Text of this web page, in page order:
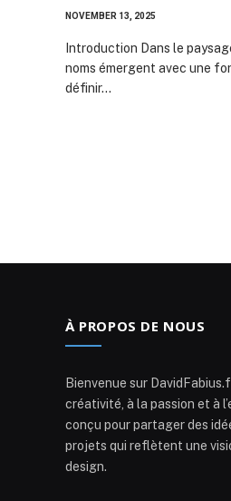
NOVEMBER 13, 2025
Introduction Dans le
noms émergent avec une
définir…
À PROPOS DE NOUS
Bienvenue sur
créativité, à la passion et à
conçu pour partager des
projets qui reflètent une
design.